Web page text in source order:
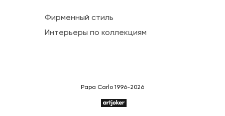
Фирменный стиль
Интерьеры по коллекциям
Papa Carlo 1996-2026